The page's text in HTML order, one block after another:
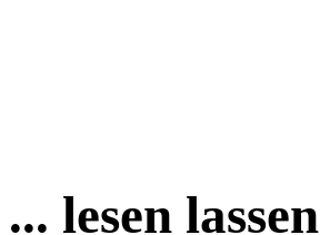
... lesen lassen